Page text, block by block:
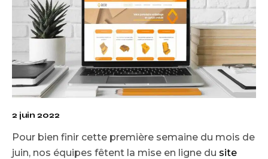
2 juin 2022
Pour bien finir cette première semaine du mois de
juin, nos équipes fêtent la mise en ligne du site